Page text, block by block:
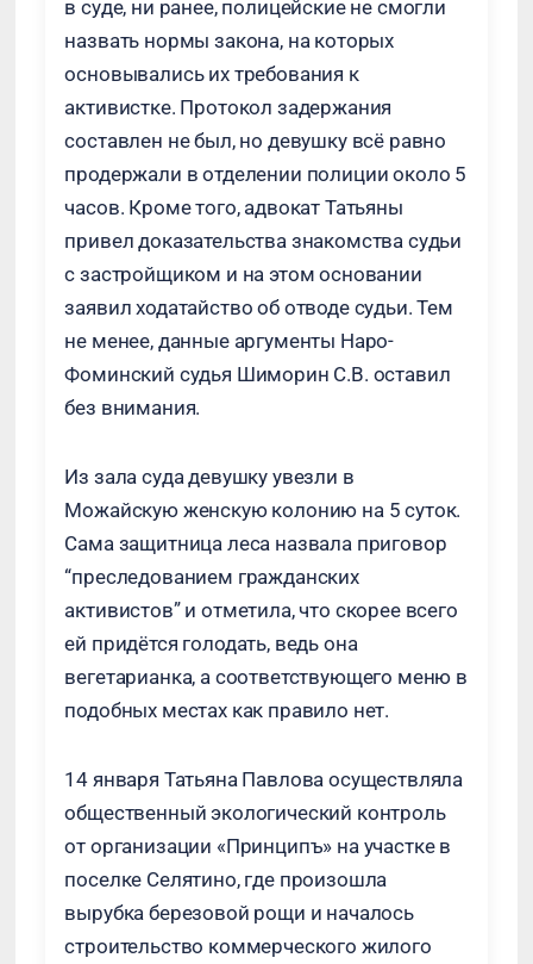
в суде, ни ранее, полицейские не смогли
назвать нормы закона, на которых
основывались их требования к
активистке. Протокол задержания
составлен не был, но девушку всё равно
продержали в отделении полиции около 5
часов. Кроме того, адвокат Татьяны
привел доказательства знакомства судьи
с застройщиком и на этом основании
заявил ходатайство об отводе судьи. Тем
не менее, данные аргументы Наро-
Фоминский судья Шиморин С.В. оставил
без внимания.
Из зала суда девушку увезли в
Можайскую женскую колонию на 5 суток.
Сама защитница леса назвала приговор
“преследованием гражданских
активистов” и отметила, что скорее всего
ей придётся голодать, ведь она
вегетарианка, а соответствующего меню в
подобных местах как правило нет.
14 января Татьяна Павлова осуществляла
общественный экологический контроль
от организации «Принципъ» на участке в
поселке Селятино, где произошла
вырубка березовой рощи и началось
строительство коммерческого жилого